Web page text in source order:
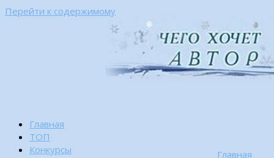
Перейти к содержимому
Главная
ТОП
Конкурсы
Главная